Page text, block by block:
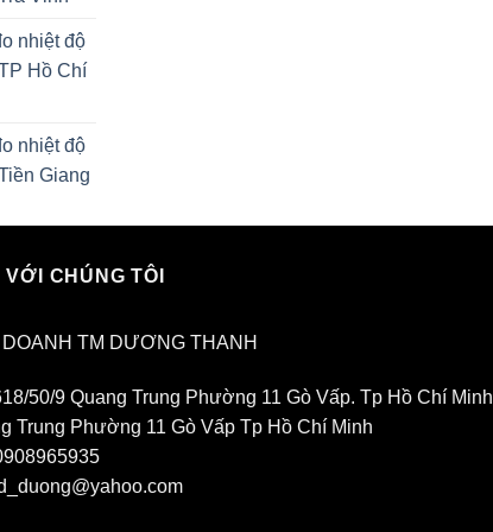
nhiệt độ
Hồ Chí
nhiệt độ
Giang
VỚI CHÚNG TÔI
DOANH TM DƯƠNG THANH
50/9 Quang Trung Phường 11 Gò Vấp. Tp Hồ Chí Minh
Trung Phường 11 Gò Vấp Tp Hồ Chí Minh